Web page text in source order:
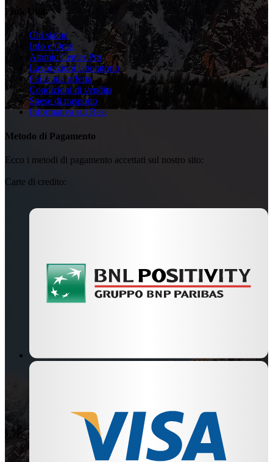
Link Utili
Chi siamo
Info e Orari
Atomic Center Pro
Lavorazioni laboratorio
Fai la tua offerta
Condizioni di vendita
Spese di trasporto
Informativa sui Resi
Metodo di Pagamento
Ecco i metodi di pagamento accettati sul nostro sito:
Carte di credito: